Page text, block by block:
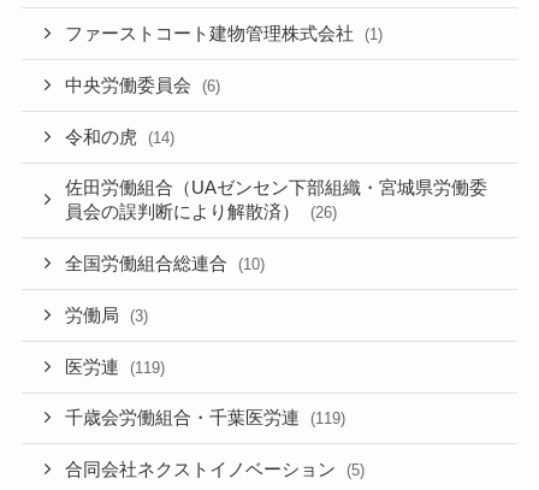
ファーストコート建物管理株式会社 (1)
中央労働委員会 (6)
令和の虎 (14)
佐田労働組合（UAゼンセン下部組織・宮城県労働委
員会の誤判断により解散済）
(26)
全国労働組合総連合 (10)
労働局 (3)
医労連 (119)
千歳会労働組合・千葉医労連 (119)
合同会社ネクストイノベーション (5)